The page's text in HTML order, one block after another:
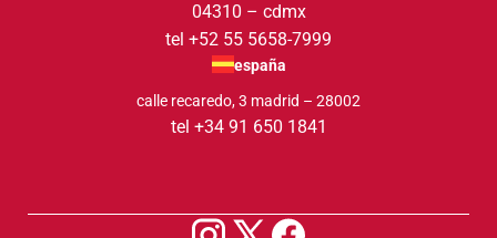
04310 – cdmx
tel +52 55 5658-7999
españa
calle recaredo, 3 madrid – 28002
tel +34 91 650 1841